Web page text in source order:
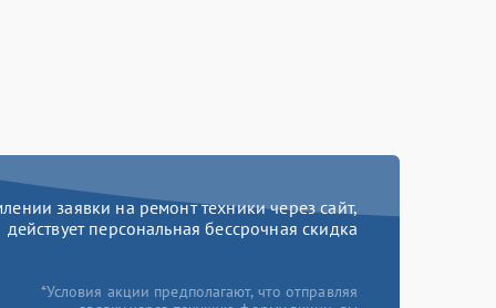
заявки на ремонт техники через сайт,
действует персональная бессрочная скидка
*Условия акции предполагают, что отправляя